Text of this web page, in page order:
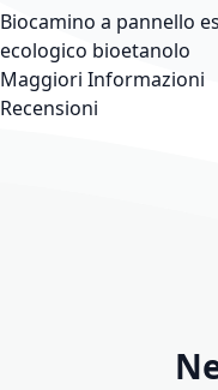
Biocamino a pannello
ecologico bioetanolo
Maggiori Informazioni
Recensioni